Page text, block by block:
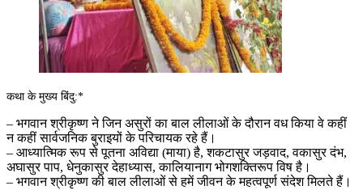
कथा के मुख्य बिंदु:*
– भगवान श्रीकृष्ण ने जिन असुरों का बाल लीलाओं के दौरान वध किया वे कहीं
न कहीं सार्वजनिक बुराइयों के परिचायक रहे हैं।
– आध्यात्मिक रूप से पूतना अविद्या (माया) है, शकटासुर जड़वाद, वकासुर दंभ,
अघासुर पाप, धेनुकासुर देहाध्यास, कालियानाग भोगशक्तिरूप विष है।
– भगवान श्रीकृष्ण की बाल लीलाओं से हमें जीवन के महत्वपूर्ण संदेश मिलते हैं।